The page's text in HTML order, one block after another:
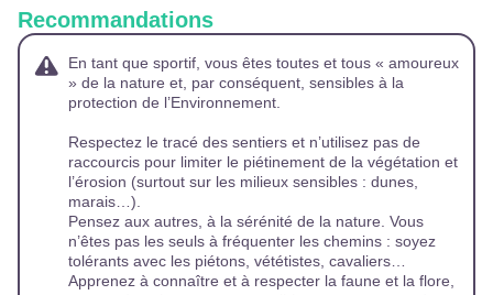
Recommandations
En tant que sportif, vous êtes toutes et tous « amoureux
» de la nature et, par conséquent, sensibles à la
protection de l’Environnement.
Respectez le tracé des sentiers et n’utilisez pas de
raccourcis pour limiter le piétinement de la végétation et
l’érosion (surtout sur les milieux sensibles : dunes,
marais…).
Pensez aux autres, à la sérénité de la nature. Vous
n’êtes pas les seuls à fréquenter les chemins : soyez
tolérants avec les piétons, vététistes, cavaliers…
Apprenez à connaître et à respecter la faune et la flore,